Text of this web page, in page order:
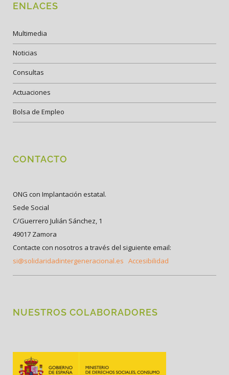
ENLACES
Multimedia
Noticias
Consultas
Actuaciones
Bolsa de Empleo
CONTACTO
ONG con Implantación estatal.
Sede Social
C/Guerrero Julián Sánchez, 1
49017 Zamora
Contacte con nosotros a través del siguiente email:
si@solidaridadintergeneracional.es Accesibilidad
NUESTROS COLABORADORES